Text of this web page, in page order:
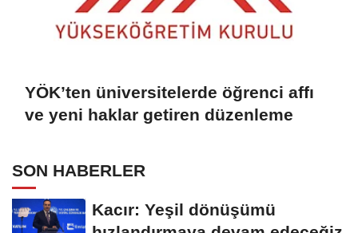
YÖK’ten üniversitelerde öğrenci affı
ve yeni haklar getiren düzenleme
SON HABERLER
Kacır: Yeşil dönüşümü